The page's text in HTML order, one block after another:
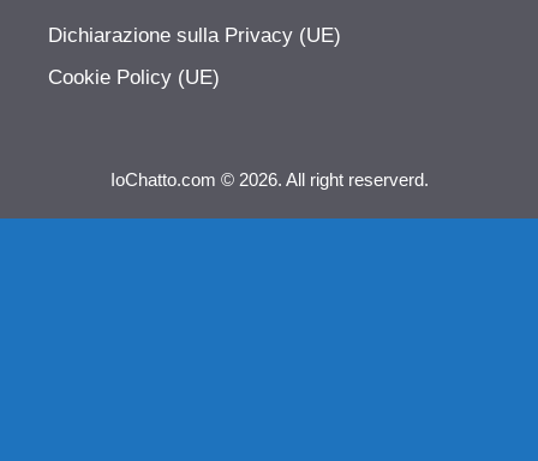
Dichiarazione sulla Privacy (UE)
Cookie Policy (UE)
IoChatto.com © 2026. All right reserverd.